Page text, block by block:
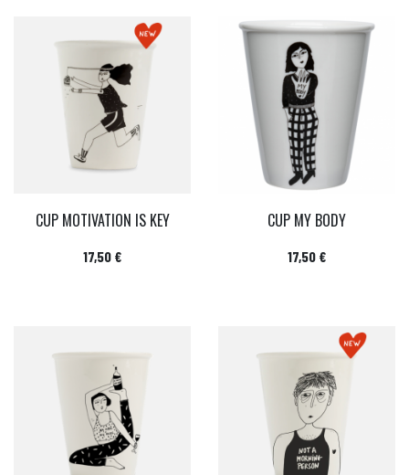
CUP MOTIVATION IS KEY
Prix
17,50 €
CUP MY BODY
Prix
17,50 €